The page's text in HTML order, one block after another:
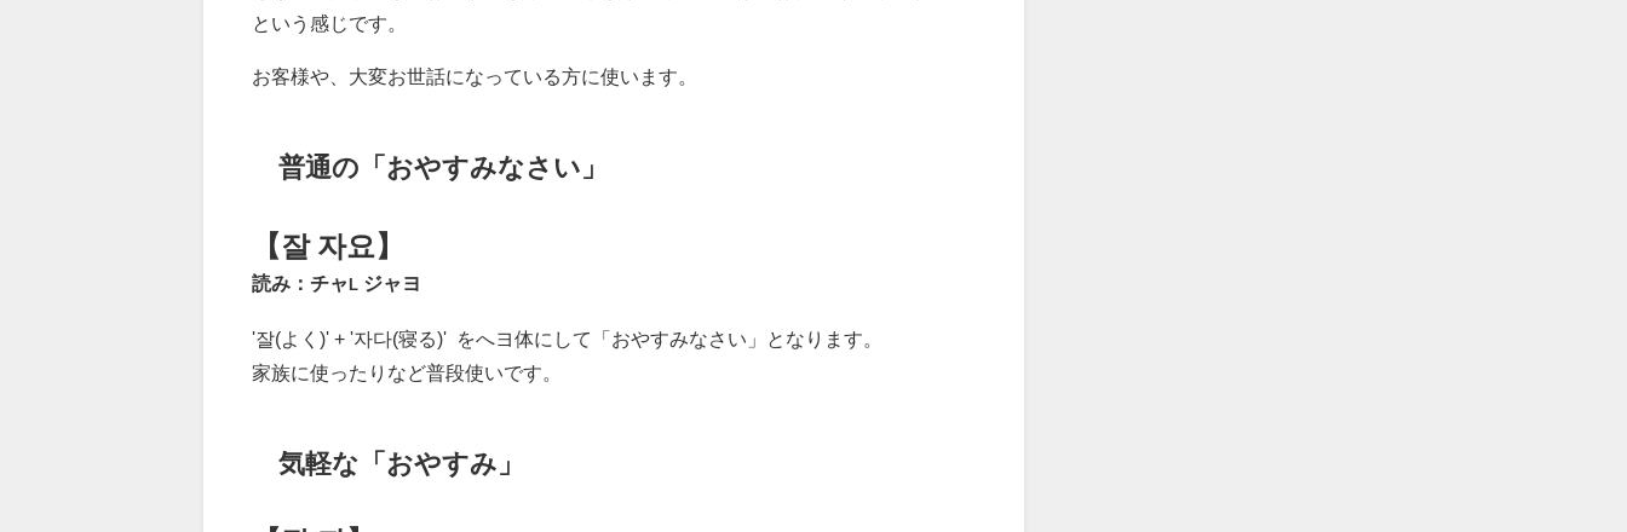
という感じです。
お客様や、大変お世話になっている方に使います。
普通の「おやすみなさい」
【잘 자요】
読み：チャ L ジャヨ
'잘(よく)' + '자다(寝る)' をへヨ体にして「おやすみなさい」となります。
家族に使ったりなど普段使いです。
気軽な「おやすみ」